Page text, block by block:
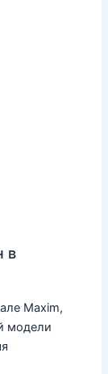
в
Maxim,
модели